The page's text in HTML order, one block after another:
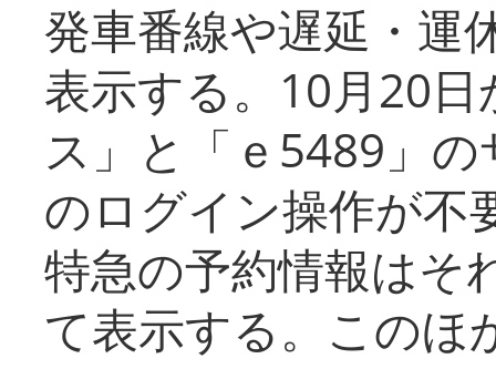
発車番線や遅延・運
表示する。10月20
ス」と「ｅ5489」
のログイン操作が不
特急の予約情報はそ
て表示する。このほ